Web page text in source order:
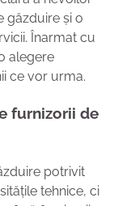
găzduire și o
Înarmat cu
alegere
ce vor urma.
furnizorii de
potrivit
tehnice, ci